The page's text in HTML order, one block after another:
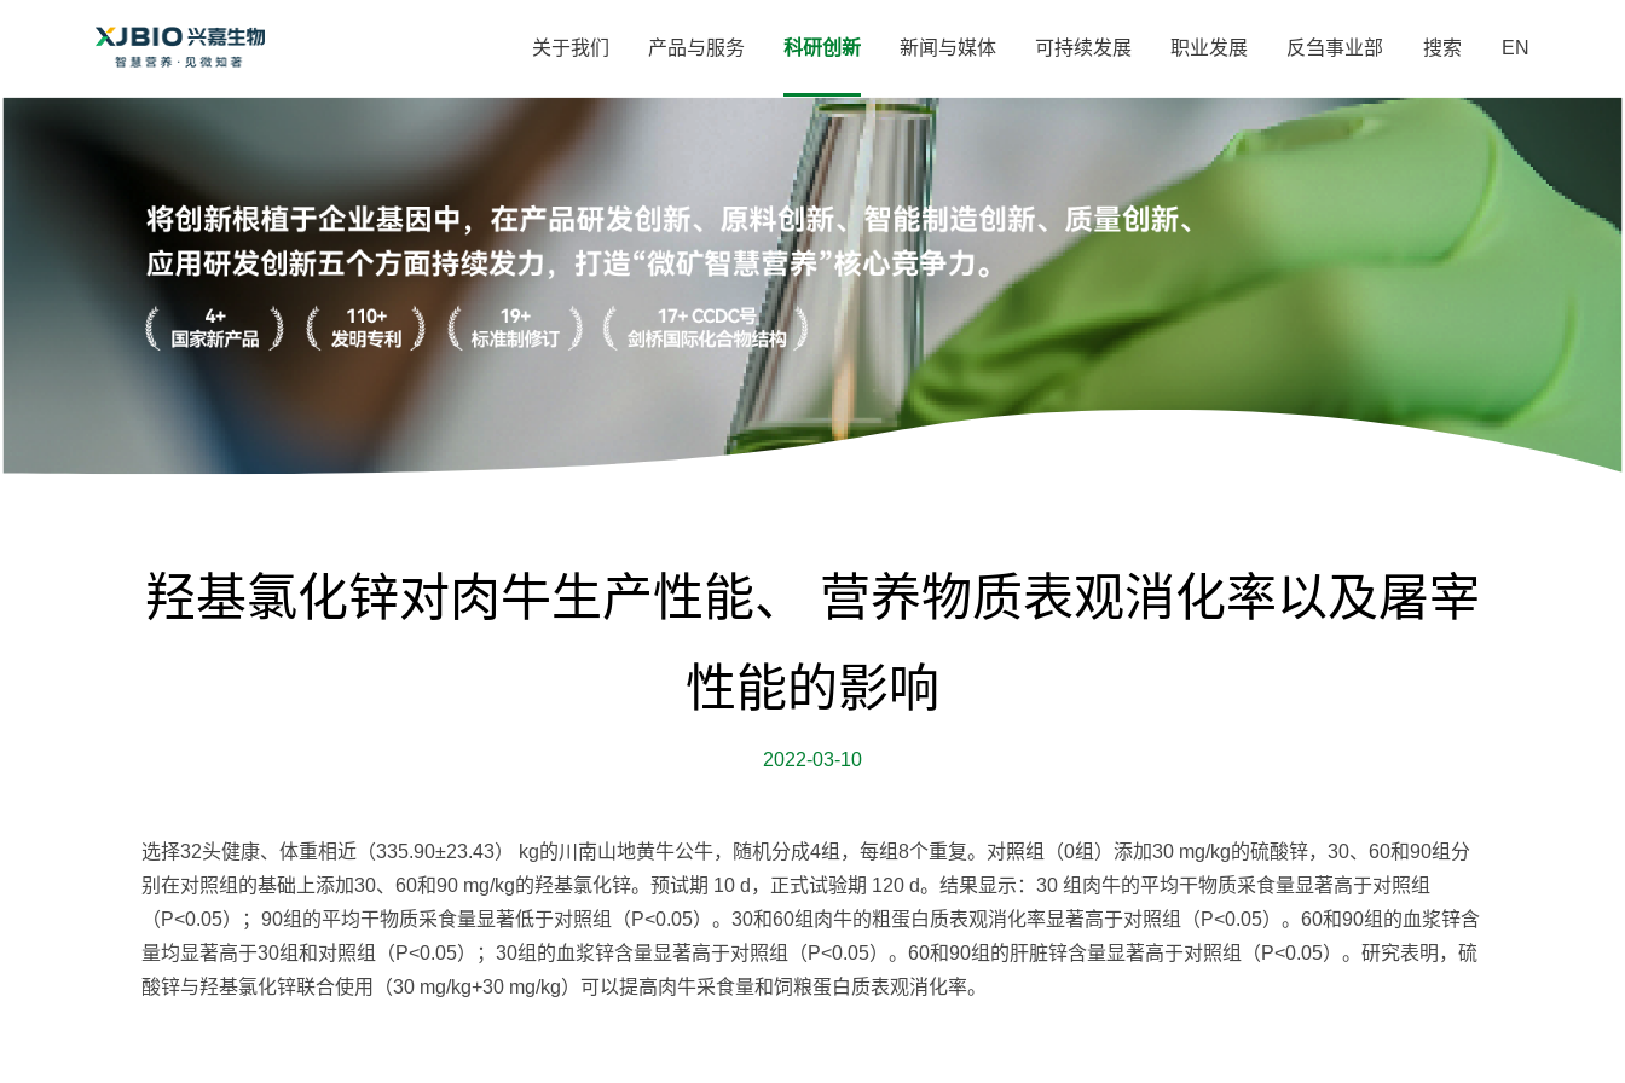
关于我们 产品与服务 科研创新 新闻与媒体 可持续发展 职业发展 反刍事业部 搜索 EN
羟基氯化锌对肉牛生产性能、 营养物质表观消化率以及屠宰
性能的影响
2022-03-10
选择32头健康、体重相近（335.90±23.43） kg的川南山地黄牛公牛，随机分成4组，每组8个重复。对照组（0组）添加30 mg/kg的硫酸锌，30、60和90组分
别在对照组的基础上添加30、60和90 mg/kg的羟基氯化锌。预试期 10 d，正式试验期 120 d。结果显示：30 组肉牛的平均干物质采食量显著高于对照组
（P<0.05）；90组的平均干物质采食量显著低于对照组（P<0.05）。30和60组肉牛的粗蛋白质表观消化率显著高于对照组（P<0.05）。60和90组的血浆锌含
量均显著高于30组和对照组（P<0.05）；30组的血浆锌含量显著高于对照组（P<0.05）。60和90组的肝脏锌含量显著高于对照组（P<0.05）。研究表明，硫
酸锌与羟基氯化锌联合使用（30 mg/kg+30 mg/kg）可以提高肉牛采食量和饲粮蛋白质表观消化率。